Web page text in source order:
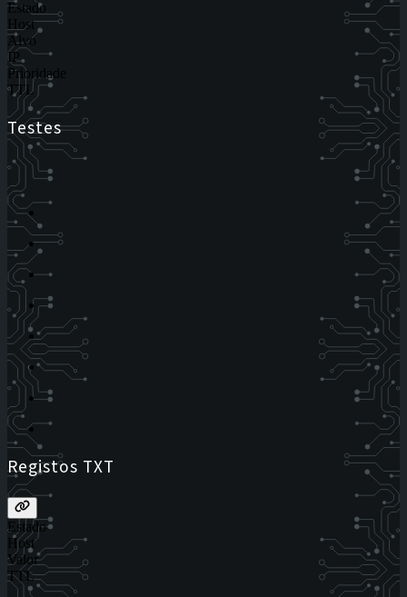
Estado
Host
Alvo
IP
Prioridade
TTL
Testes
Registos TXT
Estado
Host
Valor
TTL